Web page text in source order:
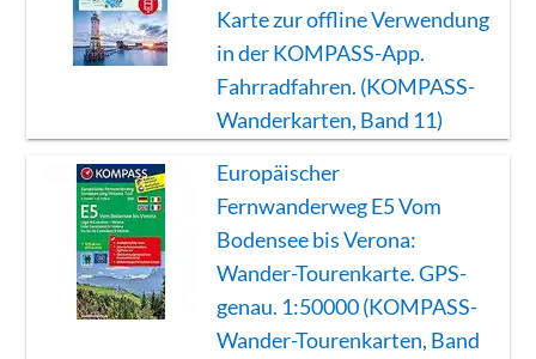
Karte zur offline Verwendung
in der KOMPASS-App.
Fahrradfahren. (KOMPASS-
Wanderkarten, Band 11)
Europäischer
Fernwanderweg E5 Vom
Bodensee bis Verona:
Wander-Tourenkarte. GPS-
genau. 1:50000 (KOMPASS-
Wander-Tourenkarten, Band